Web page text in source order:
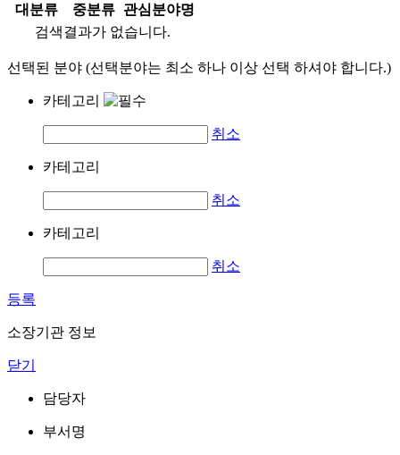
대분류
중분류
관심분야명
검색결과가 없습니다.
선택된 분야 (선택분야는 최소 하나 이상 선택 하셔야 합니다.)
카테고리
취소
카테고리
취소
카테고리
취소
등록
소장기관 정보
닫기
담당자
부서명